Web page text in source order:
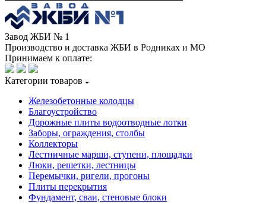
Завод ЖБИ № 1
Производство и доставка ЖБИ в Родниках и МО
Принимаем к оплате:
Категории товаров
Железобетонные колодцы
Благоустройство
Дорожные плиты водоотводные лотки
Заборы, ограждения, столбы
Коллекторы
Лестничные марши, ступени, площадки
Люки, решетки, лестницы
Перемычки, ригели, прогоны
Плиты перекрытия
Фундамент, сваи, стеновые блоки